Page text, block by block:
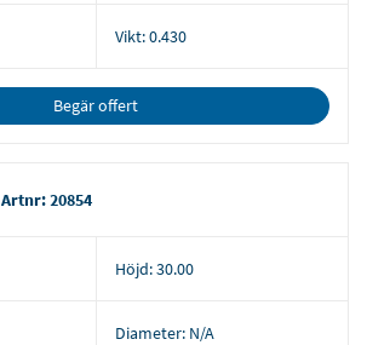
Vikt:0.430
Begär offert
Artnr: 20854
Höjd:30.00
Diameter: N/A